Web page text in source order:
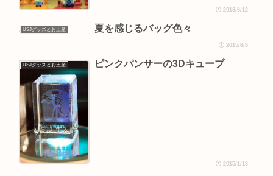
2018/6/12
USJグッズとお土産 夏を感じるバッグ色々
2015/6/8
USJグッズとお土産 ピンクパンサーの3Dキューブ
2015/1/18